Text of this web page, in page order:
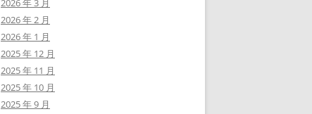
2026 年 3 月
2026 年 2 月
2026 年 1 月
2025 年 12 月
2025 年 11 月
2025 年 10 月
2025 年 9 月